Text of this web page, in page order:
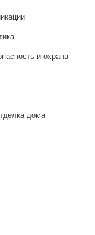
и охрана
дома